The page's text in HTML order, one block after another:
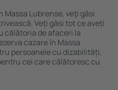
Massa Lubrense, veţi găsi
Veți găsi tot ce aveți
călătoria de afaceri la
cazare în Massa
persoanele cu dizabilități,
cei care călătoresc cu